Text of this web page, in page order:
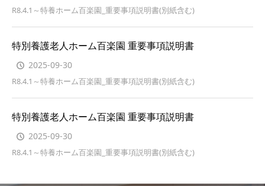
R8.4.1～特養ホーム百楽園_重要事項説明書(別紙含む)
特別養護老人ホーム百楽園 重要事項説明書
2025-09-30
R8.4.1～特養ホーム百楽園_重要事項説明書(別紙含む)
特別養護老人ホーム百楽園 重要事項説明書
2025-09-30
R8.4.1～特養ホーム百楽園_重要事項説明書(別紙含む)